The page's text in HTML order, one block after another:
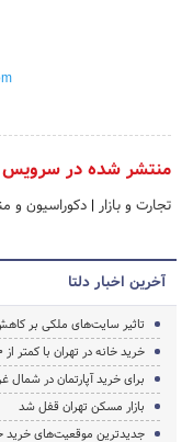
منتشر شده در
تجارت و بازار | دکوراسیون و
آخرین اخبار دلتا
تاثیر سایت‌های ملکی بر
خرید خانه در تهران با کمتر از 500 میلیون تومان
برای خرید آپارتمان در شمال
بازار مسکن تهران قفل شد
جدیدترین موقعیت‌های خرید